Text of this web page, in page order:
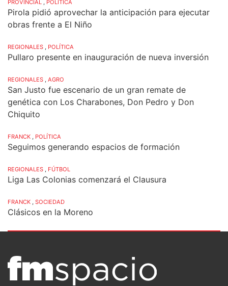
PROVINCIAL , POLÍTICA
Pirola pidió aprovechar la anticipación para ejecutar
obras frente a El Niño
REGIONALES , POLÍTICA
Pullaro presente en inauguración de nueva inversión
REGIONALES , AGRO
San Justo fue escenario de un gran remate de
genética con Los Charabones, Don Pedro y Don
Chiquito
FRANCK , POLÍTICA
Seguimos generando espacios de formación
REGIONALES , FÚTBOL
Liga Las Colonias comenzará el Clausura
FRANCK , SOCIEDAD
Clásicos en la Moreno